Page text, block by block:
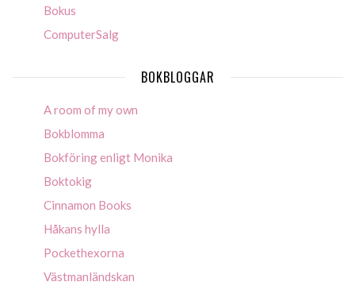
Bokus
ComputerSalg
BOKBLOGGAR
A room of my own
Bokblomma
Bokföring enligt Monika
Boktokig
Cinnamon Books
Håkans hylla
Pockethexorna
Västmanländskan